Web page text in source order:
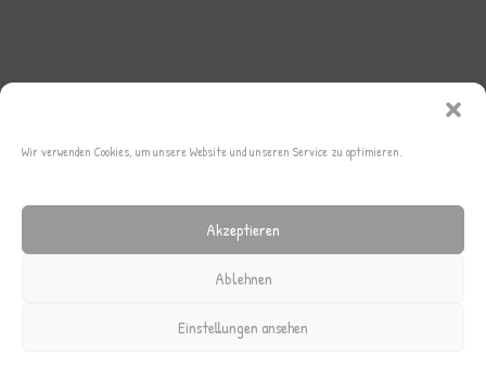
Wir verwenden Cookies, um unsere Website und unseren Service zu optimieren.
Akzeptieren
Ablehnen
Einstellungen ansehen